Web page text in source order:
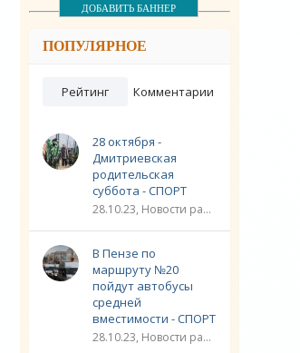
ДОБАВИТЬ БАННЕР
ПОПУЛЯРНОЕ
Рейтинг Комментарии
28 октября -
Дмитриевская
родительская
суббота - СПОРТ
28.10.23, Новости разное / Плавание / Спорт
В Пензе по
маршруту №20
пойдут автобусы
средней
вместимости - СПОРТ
28.10.23, Новости разное / Другие виды спорта / Видео новости / Плавание / Спорт